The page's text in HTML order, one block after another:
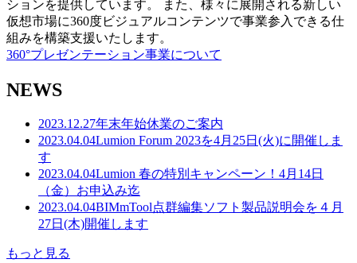
ションを提供しています。 また、様々に展開される新しい
仮想市場に360度ビジュアルコンテンツで事業参入できる仕
組みを構築支援いたします。
360°プレゼンテーション事業について
NEWS
2023.12.27年末年始休業のご案内
2023.04.04Lumion Forum 2023を4月25日(火)に開催しま
す
2023.04.04Lumion 春の特別キャンペーン！4月14日
（金）お申込み迄
2023.04.04BIMmTool点群編集ソフト製品説明会を４月
27日(木)開催します
もっと見る